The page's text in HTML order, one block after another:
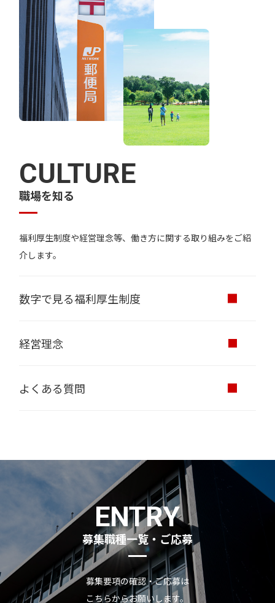
CULTURE
職場を知る
福利厚生制度や経営理念等、働き方に関する取り組みをご紹
介します。
数字で見る福利厚生制度
経営理念
よくある質問
ENTRY
募集職種一覧・ご応募
募集要項の確認・ご応募は
こちらからお願いします。